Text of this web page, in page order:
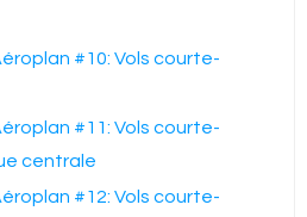
#10: Vols courte-
#11: Vols courte-
centrale
#12: Vols courte-